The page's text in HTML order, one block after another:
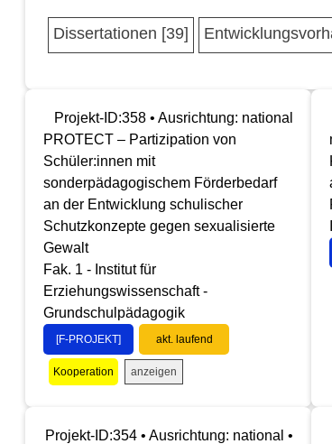
Dissertationen [39]
Projekt-ID:358 • Ausrichtung: national
PROTECT – Partizipation von
Schüler:innen mit
sonderpädagogischem Förderbedarf
an der Entwicklung schulischer
Schutzkonzepte gegen sexualisierte
Gewalt
Fak. 1 - Institut für
Erziehungswissenschaft -
Grundschulpädagogik
[F-PROJEKT] akt. laufend
Kooperation anzeigen
Projekt-ID:354 • Ausrichtung: national •